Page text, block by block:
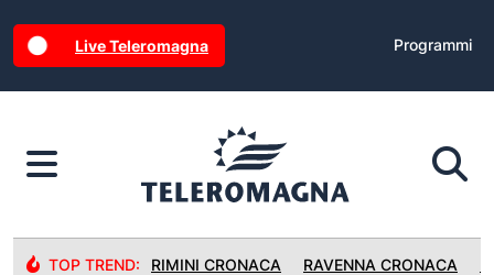
Live Teleromagna Programmi
TOP TREND: RIMINI CRONACA RAVENNA CRONACA